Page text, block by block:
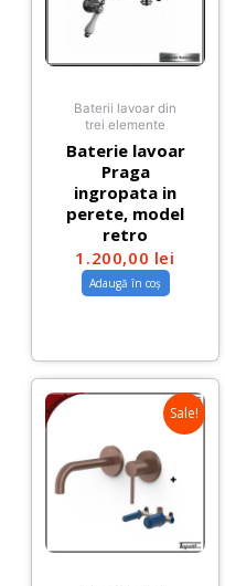
Baterii lavoar din
trei elemente
Baterie lavoar
Praga
ingropata in
perete, model
retro
1.200,00 lei
Adaugă în coș
Sale!